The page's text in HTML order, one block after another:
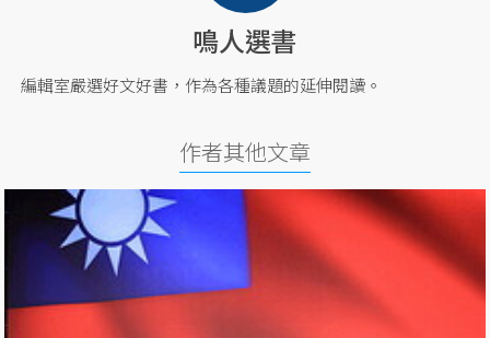
鳴人選書
編輯室嚴選好文好書，作為各種議題的延伸閱讀。
作者其他文章